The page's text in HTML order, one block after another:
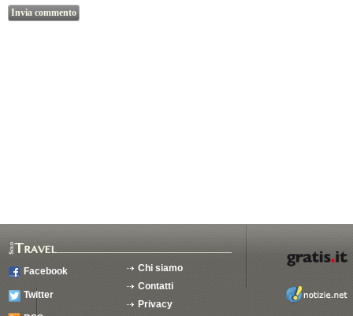
Facebook
Twitter
Chi siamo
Contatti
Privacy